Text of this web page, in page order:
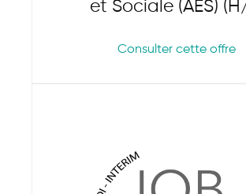
et Sociale (AES)
Consulter cette offre